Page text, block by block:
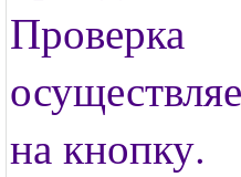
на кнопку.